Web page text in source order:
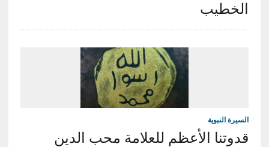
الخطيب
السيرة النبوية
قدوتنا الأعظم للعلامة محب الدين